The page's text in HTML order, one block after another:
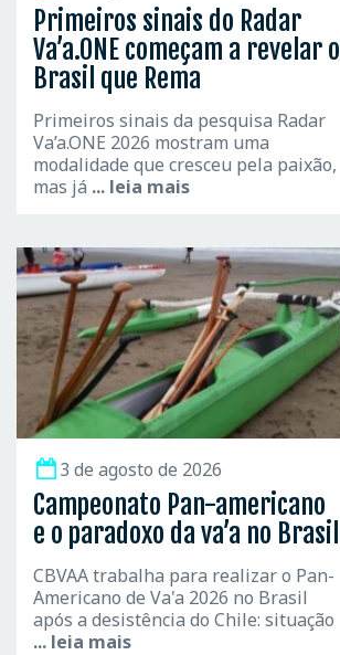
Primeiros sinais do Radar
Va’a.ONE começam a revelar o
Brasil que Rema
Primeiros sinais da pesquisa Radar
Va’a.ONE 2026 mostram uma
modalidade que cresceu pela paixão,
mas já ... leia mais
3 de agosto de 2026
Campeonato Pan-americano
e o paradoxo da va’a no Brasil
CBVAA trabalha para realizar o Pan-
Americano de Va'a 2026 no Brasil
após a desistência do Chile: situação
... leia mais